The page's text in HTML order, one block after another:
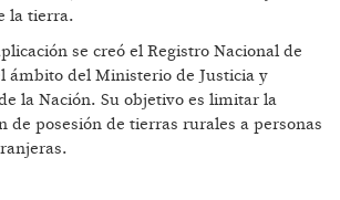
la tierra.
se creó el Registro Nacional de
ámbito del Ministerio de Justicia y
la Nación. Su objetivo es limitar la
de posesión de tierras rurales a personas